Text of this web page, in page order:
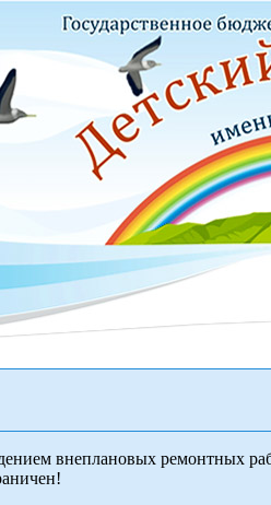
внеплановых ремонтных